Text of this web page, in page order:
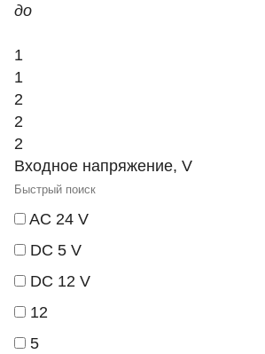
до
1
1
2
2
2
Входное напряжение, V
AC 24 V
DC 5 V
DC 12 V
12
5